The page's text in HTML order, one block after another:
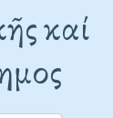
καί